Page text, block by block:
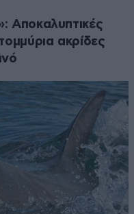
Αποκαλυπτικές
ακρίδες